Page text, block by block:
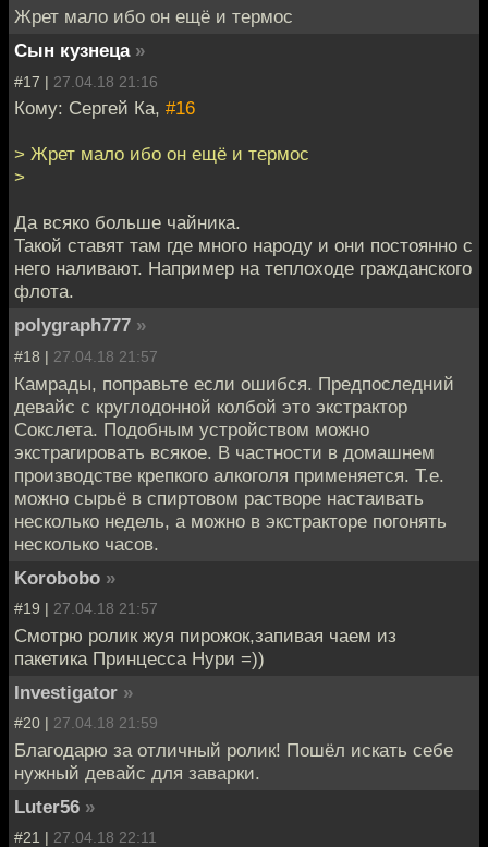
Жрет мало ибо он ещё и термос
Сын кузнеца »
#17 | 27.04.18 21:16
Кому: Сергей Ка, #16
> Жрет мало ибо он ещё и термос
>
Да всяко больше чайника.
Такой ставят там где много народу и они постоянно с
него наливают. Например на теплоходе гражданского
флота.
polygraph777 »
#18 | 27.04.18 21:57
Камрады, поправьте если ошибся. Предпоследний
девайс с круглодонной колбой это экстрактор
Сокслета. Подобным устройством можно
экстрагировать всякое. В частности в домашнем
производстве крепкого алкоголя применяется. Т.е.
можно сырьё в спиртовом растворе настаивать
несколько недель, а можно в экстракторе погонять
несколько часов.
Korobobo »
#19 | 27.04.18 21:57
Смотрю ролик жуя пирожок,запивая чаем из
пакетика Принцесса Нури =))
Investigator »
#20 | 27.04.18 21:59
Благодарю за отличный ролик! Пошёл искать себе
нужный девайс для заварки.
Luter56 »
#21 | 27.04.18 22:11